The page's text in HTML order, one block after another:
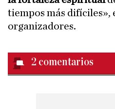
tiempos más difíciles»,
organizadores.
2 comentarios